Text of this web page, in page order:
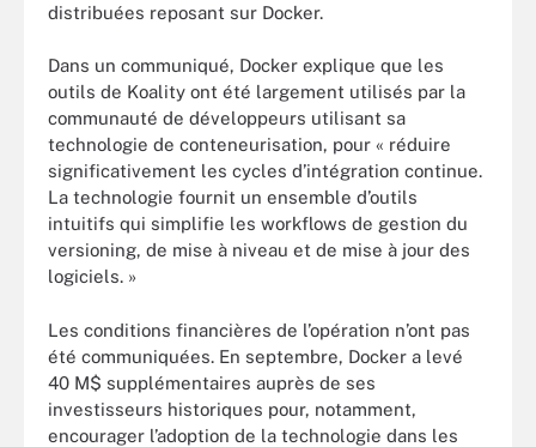
distribuées reposant sur Docker.
Dans un communiqué, Docker explique que les
outils de Koality ont été largement utilisés par la
communauté de développeurs utilisant sa
technologie de conteneurisation, pour « réduire
significativement les cycles d’intégration continue.
La technologie fournit un ensemble d’outils
intuitifs qui simplifie les workflows de gestion du
versioning, de mise à niveau et de mise à jour des
logiciels. »
Les conditions financières de l’opération n’ont pas
été communiquées. En septembre, Docker a levé
40 M$ supplémentaires auprès de ses
investisseurs historiques pour, notamment,
encourager l’adoption de la technologie dans les